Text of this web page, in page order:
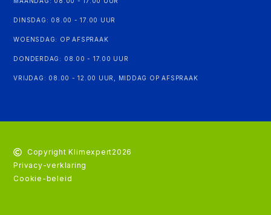
DINSDAG: 08.00 - 17.00 UUR
WOENSDAG: OP AFSPRAAK
DONDERDAG: 08.00 - 17.00 UUR
VRIJDAG: 08.00 - 12.00 UUR, MIDDAG OP AFSPRAAK
Copyright Klimexpert2026
Privacy-verklaring
Cookie-beleid